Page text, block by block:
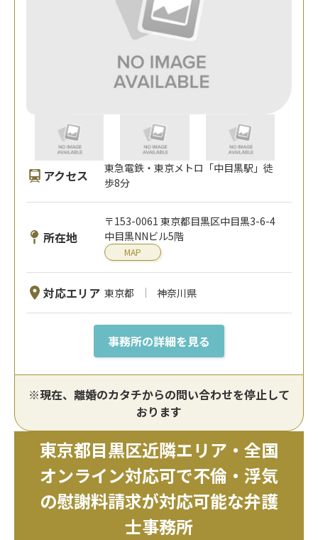
アクセス
東急電鉄・東京メトロ「中目黒駅」徒
歩8分
所在地
〒153-0061 東京都目黒区中目黒3-6-4
中目黒NNビル5階
MAP
対応エリア 東京都 神奈川県
事務所の詳細を見る
※現在、離婚のカタチからの問い合わせを停止して
おります
東京都目黒区近隣エリア・全国
オンライン対応可で不倫・浮気
の慰謝料請求が対応可能な弁護
士事務所